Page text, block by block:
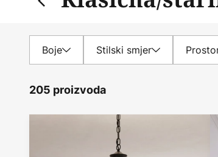
Boje Stilski smjer
205 proizvoda